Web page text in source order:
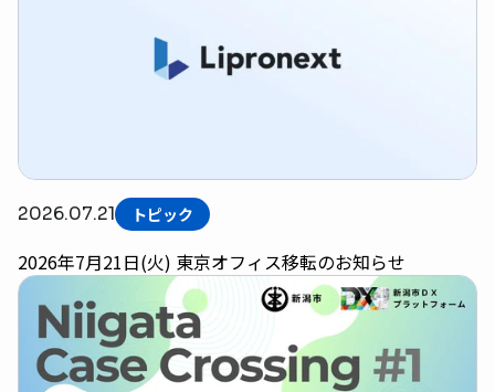
2026.07.21 トピック
2026年7月21日(火) 東京オフィス移転のお知らせ